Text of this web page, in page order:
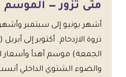
متى تزور — الموسم
أشهر يونيو إلى سبتمبر
ذروة الازدحام. أكتوبر إلى
الجمعة) موسم أهدأ وأسعار
والضوء الشتوي الداخلي